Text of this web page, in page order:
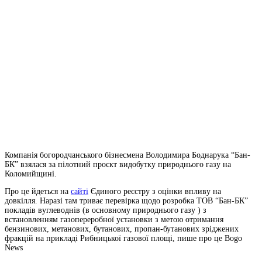
Компанія богородчанського бізнесмена Володимира Боднарука “Бан-
БК” взялася за пілотний проєкт видобутку природнього газу на
Коломийщині.
Про це йдеться на сайті Єдиного реєстру з оцінки впливу на
довкілля. Наразі там триває перевірка щодо розробка ТОВ “Бан-БК”
покладів вуглеводнів (в основному природнього газу ) з
встановленням газопереробної установки з метою отримання
бензинових, метанових, бутанових, пропан-бутанових зріджених
фракцій на прикладі Рибницької газової площі, пише про це Bogo
News